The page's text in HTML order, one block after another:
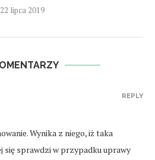
22 lipca 2019
Wynika z niego, iż taka
się sprawdzi w przypadku uprawy
REPLY